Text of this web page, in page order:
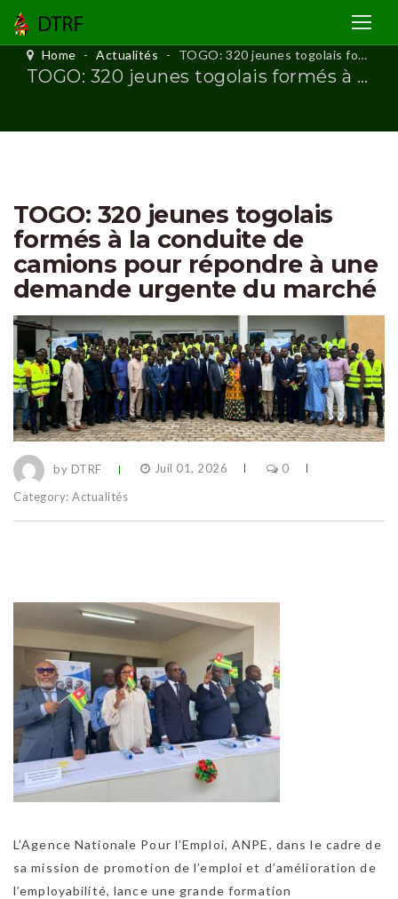
Home - Actualités - TOGO: 320 jeunes togolais formés à la conduite de camions pour répondre à une demande urgente du marché
TOGO: 320 jeunes togolais formés à la conduite de camions pour répondre à une demande urgente du marché
TOGO: 320 jeunes togolais
formés à la conduite de
camions pour répondre à une
demande urgente du marché
by DTRF Juil 01, 2026
0
Category:Actualités
L’Agence Nationale Pour l’Emploi, ANPE, dans le cadre de
sa mission de promotion de l’emploi et d’amélioration de
l’employabilité, lance une grande formation